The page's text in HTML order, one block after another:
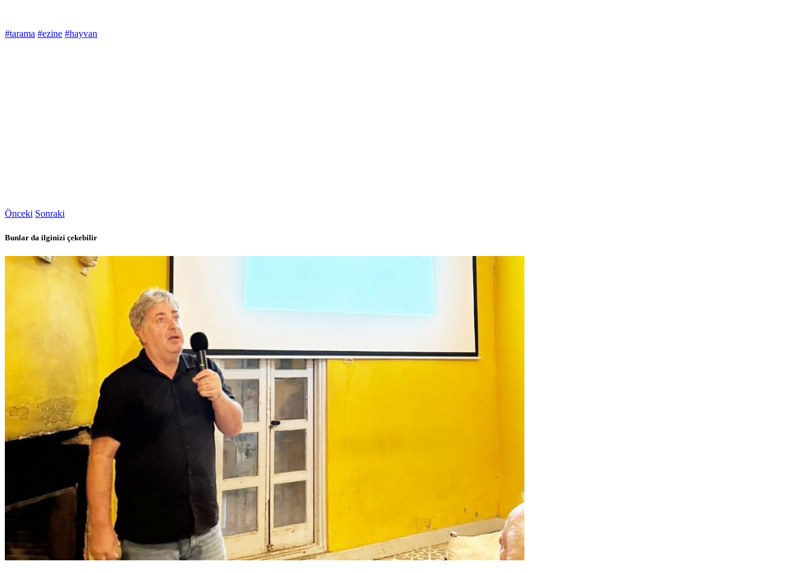
#tarama #ezine #hayvan
Önceki Sonraki
Bunlar da ilginizi çekebilir